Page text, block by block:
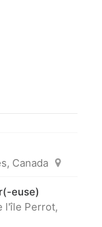
Canada
euse)
l'île Perrot,